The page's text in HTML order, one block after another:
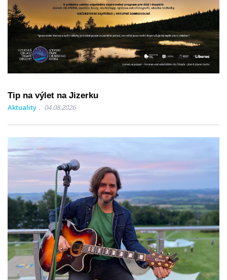
Tip na výlet na Jizerku
Aktuality 04.08.2026